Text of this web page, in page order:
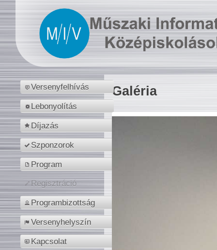
Versenyfelhívás
Lebonyolítás
Díjazás
Szponzorok
Program
Regisztráció
Programbizottság
Versenyhelyszín
Kapcsolat
Galéria